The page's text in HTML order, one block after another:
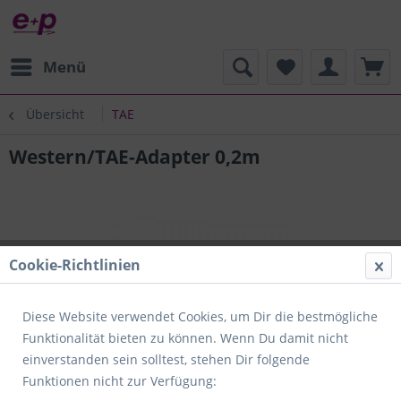
Menü
Übersicht TAE
Western/TAE-Adapter 0,2m
Cookie-Richtlinien
Diese Website verwendet Cookies, um Dir die bestmögliche
Funktionalität bieten zu können. Wenn Du damit nicht
einverstanden sein solltest, stehen Dir folgende
Funktionen nicht zur Verfügung: